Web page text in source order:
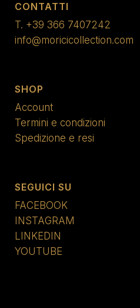
CONTATTI
T. +39 366 7407242
info@moricicollection.com
SHOP
Account
Termini e condizioni
Spedizione e resi
SEGUICI SU
FACEBOOK
INSTAGRAM
LINKEDIN
YOUTUBE